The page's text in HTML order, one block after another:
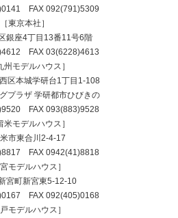
FAX 092(791)5309
［東京本社］
銀座4丁目13番11号6階
FAX 03(6228)4613
州モデルハウス］
区本城学研台1丁目1-108
プラザ 学研都市ひびきの
FAX 093(883)9528
米モデルハウス］
市東合川2-4-17
FAX 0942(41)8818
宮モデルハウス］
宮町新宮東5-12-10
FAX 092(405)0168
戸モデルハウス］